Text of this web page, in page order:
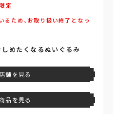
定
ため、お取り扱い終了となっ
めたくなるぬいぐるみ
舗を見る
品を見る